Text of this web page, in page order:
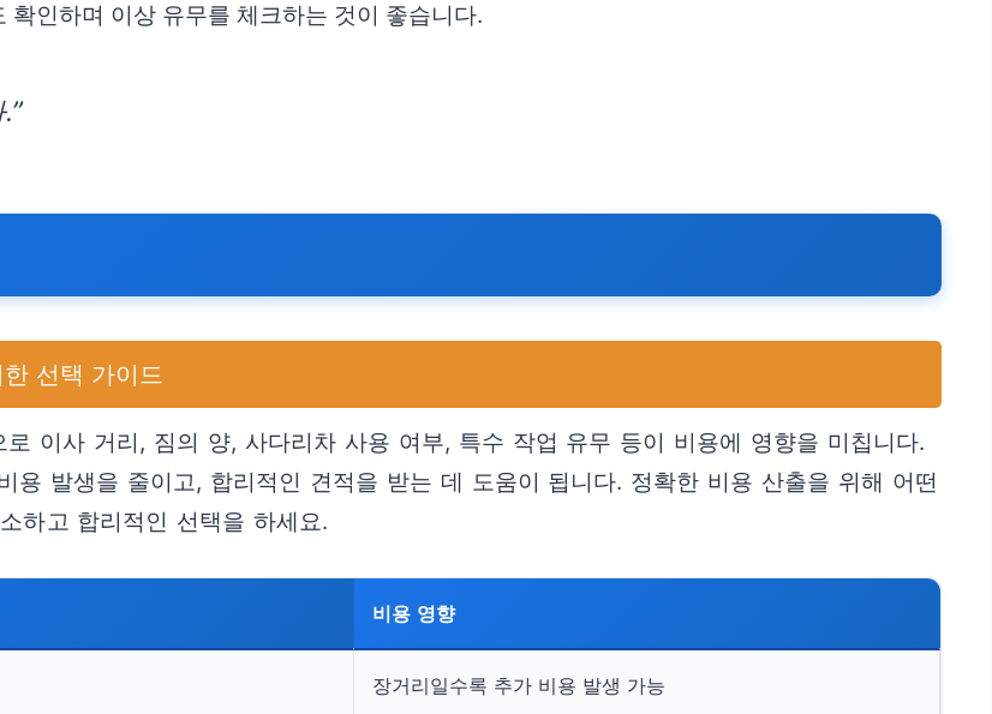
인하며 이상 유무를 체크하는 것이 좋습니다.
선택 가이드
이사 거리, 짐의 양, 사다리차 사용 여부, 특수 작업 유무 등이 비용에 영향을 미칩니다.
용 발생을 줄이고, 합리적인 견적을 받는 데 도움이 됩니다. 정확한 비용 산출을 위해 어떤
하고 합리적인 선택을 하세요.
비용 영향
장거리일수록 추가 비용 발생 가능